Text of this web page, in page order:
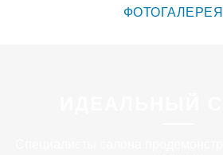
ФОТОГАЛЕРЕЯ